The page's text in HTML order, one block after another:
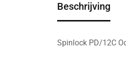
Beschrijving
Spinlock PD/12C